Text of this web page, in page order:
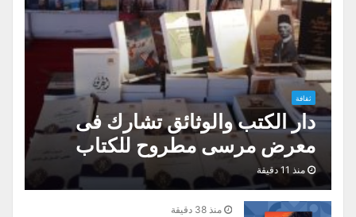
ثقافة
دار الكتب والوثائق تشارك فى
معرض مرسى مطروح للكتاب
منذ 11 دقيقة
منذ 38 دقيقة